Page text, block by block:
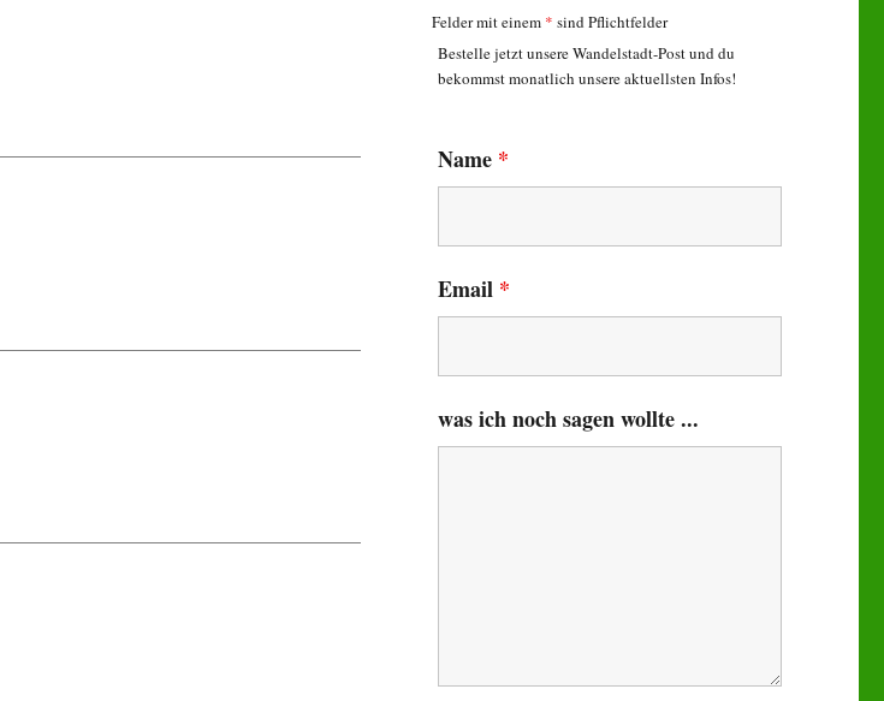
Felder mit einem * sind Pflichtfelder
Bestelle jetzt unsere Wandelstadt-Post und du
bekommst monatlich unsere aktuellsten Infos!
Name *
Email *
was ich noch sagen wollte ...